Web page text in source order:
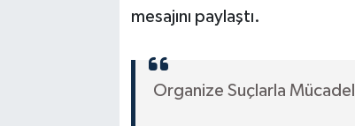
mesajını paylaştı.
Organize Suçlarla